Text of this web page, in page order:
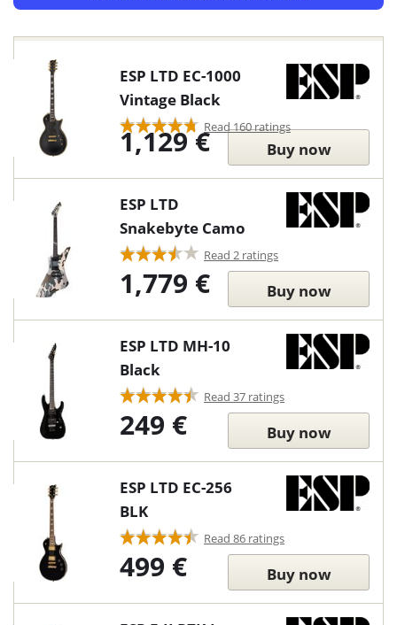
ESP LTD EC-1000
Vintage Black
Read 160 ratings
1,129 € Buy now
ESP LTD
Snakebyte Camo
Read 2 ratings
1,779 € Buy now
ESP LTD MH-10
Black
Read 37 ratings
249 € Buy now
ESP LTD EC-256
BLK
Read 86 ratings
499 € Buy now